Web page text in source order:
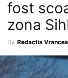
fost
zona
By Redactia